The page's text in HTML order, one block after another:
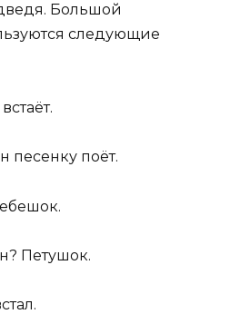
Большой
следующие
песенку поёт.
Петушок.